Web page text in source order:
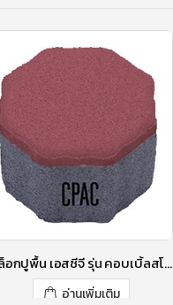
บล็อกปูพื้น เอสซีจี รุ่น คอบเบิ้ลสโตน CE ขนาด 12X12X6 ซม. สีลิลลี่ เพอร์เพิล
อ่านเพิ่มเติม